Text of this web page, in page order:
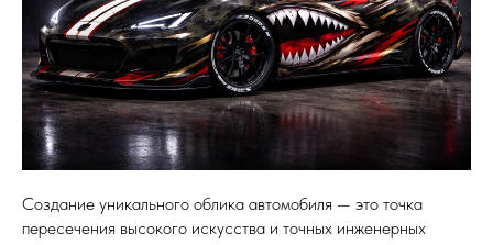
Создание уникального облика автомобиля — это точка
пересечения высокого искусства и точных инженерных